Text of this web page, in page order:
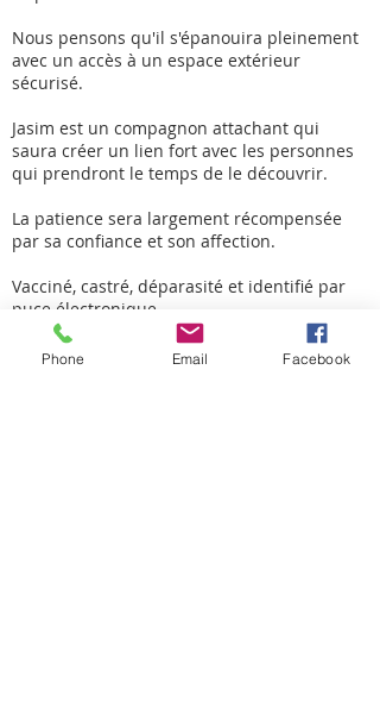
Nous pensons qu'il s'épanouira pleinement
avec un accès à un espace extérieur
sécurisé.
Jasim est un compagnon attachant qui
saura créer un lien fort avec les personnes
qui prendront le temps de le découvrir.
La patience sera largement récompensée
par sa confiance et son affection.
Vacciné, castré, déparasité et identifié par
puce électronique.
Il se trouve actuellement en famille d'accueil
Phone Email Facebook